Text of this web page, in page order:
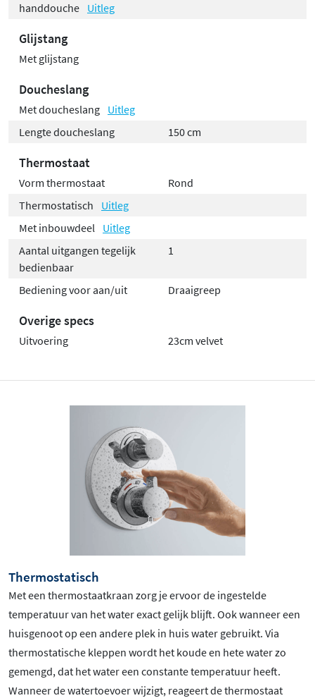
handdouche Uitleg
Glijstang
Met glijstang
Doucheslang
Met doucheslang Uitleg
Lengte doucheslang
150 cm
Thermostaat
Vorm thermostaat
Rond
Thermostatisch
Uitleg
Met inbouwdeel
Uitleg
Aantal uitgangen tegelijk
bedienbaar
1
Bediening voor aan/uit Draaigreep
Overige specs
Uitvoering 23cm velvet
Thermostatisch
Met een thermostaatkraan zorg je ervoor de ingestelde
temperatuur van het water exact gelijk blijft. Ook wanneer een
huisgenoot op een andere plek in huis water gebruikt. Via
thermostatische kleppen wordt het koude en hete water zo
gemengd, dat het water een constante temperatuur heeft.
Wanneer de watertoevoer wijzigt, reageert de thermostaat